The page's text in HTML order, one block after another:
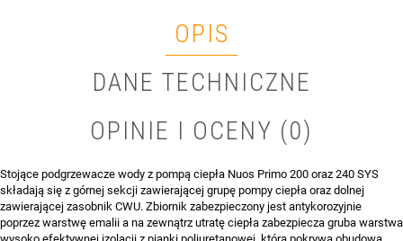
OPIS
DANE TECHNICZNE
OPINIE I OCENY (0)
Stojące podgrzewacze wody z pompą ciepła Nuos Primo 200 oraz 240 SYS
składają się z górnej sekcji zawierającej grupę pompy ciepła oraz dolnej
zawierającej zasobnik CWU. Zbiornik zabezpieczony jest antykorozyjnie
poprzez warstwę emalii a na zewnątrz utratę ciepła zabezpiecza gruba warstwa